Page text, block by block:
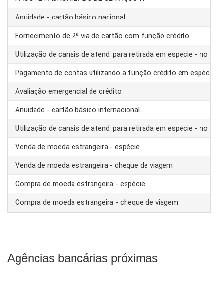
Anuidade - cartão básico nacional
Fornecimento de 2ª via de cartão com função crédito
Utilização de canais de atend. para retirada em espécie - no
Pagamento de contas utilizando a função crédito em espécie
Avaliação emergencial de crédito
Anuidade - cartão básico internacional
Utilização de canais de atend. para retirada em espécie - no
Venda de moeda estrangeira - espécie
Venda de moeda estrangeira - cheque de viagem
Compra de moeda estrangeira - espécie
Compra de moeda estrangeira - cheque de viagem
Agências bancárias próximas